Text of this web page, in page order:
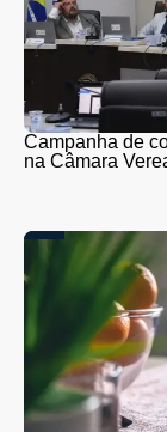
Campanha de
na Câmara